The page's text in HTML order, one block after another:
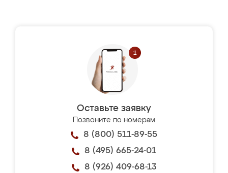
Оставьте заявку
Позвоните по номерам
8 (800) 511-89-55
8 (495) 665-24-01
8 (926) 409-68-13